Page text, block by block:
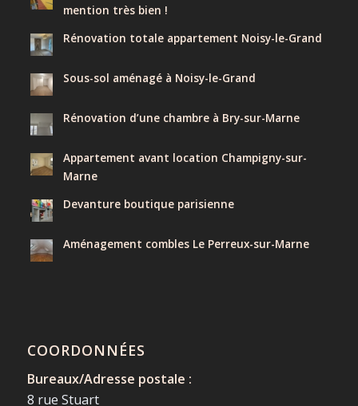
mention très bien !
Rénovation totale appartement Noisy-le-Grand
Sous-sol aménagé à Noisy-le-Grand
Rénovation d’une chambre à Bry-sur-Marne
Appartement avant location Champigny-sur-
Marne
Devanture boutique parisienne
Aménagement combles Le Perreux-sur-Marne
COORDONNÉES
Bureaux/Adresse postale :
8 rue Stuart